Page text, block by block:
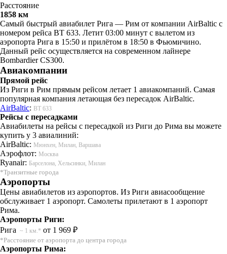
Расстояние
1858 км
Самый быстрый авиабилет Рига — Рим от компании AirBaltic с
номером рейса BT 633. Летит 03:00 минут с вылетом из
аэропорта Рига в 15:50 и прилётом в 18:50 в Фьюмичино.
Данный рейс осуществляется на современном лайнере
Bombardier CS300.
Авиакомпании
Прямой рейс
Из Риги в Рим прямым рейсом летает 1 авиакомпаний. Самая
популярная компания летающая без пересадок AirBaltic.
AirBaltic: BT 633
Рейсы с пересадками
Авиабилеты на рейсы с пересадкой из Риги до Рима вы можете
купить у 3 авиалиний:
AirBaltic: Мюнхен, Милан, Варшава
Аэрофлот: Москва
Ryanair: Барселона, Хельсинки, Милан
*Транзитные города
Аэропорты
Цены авиабилетов из аэропортов. Из Риги авиасообщение
обслуживает 1 аэропорт. Самолеты прилетают в 1 аэропорт
Рима.
Аэропорты Риги:
Рига ~ 1 км.* от 1 969 ₽
*Расстояние от аэропорта до центра города
Аэропорты Рима: